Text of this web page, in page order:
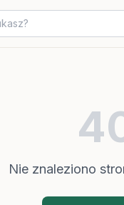
Nie znaleziono